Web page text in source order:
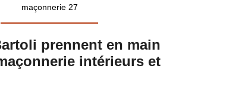
maçonnerie 27
prennent en main
intérieurs et